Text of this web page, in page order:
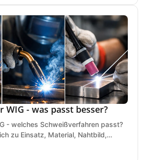
WIG - was passt besser?
- welches Schweißverfahren passt?
zu Einsatz, Material, Nahtbild,